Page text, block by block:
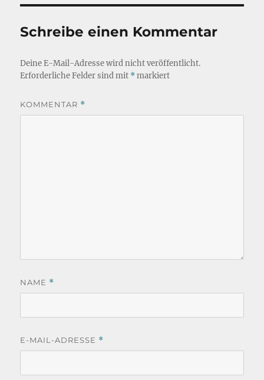
Schreibe einen Kommentar
Deine E-Mail-Adresse wird nicht veröffentlicht.
Erforderliche Felder sind mit *markiert
KOMMENTAR *
NAME *
E-MAIL-ADRESSE *